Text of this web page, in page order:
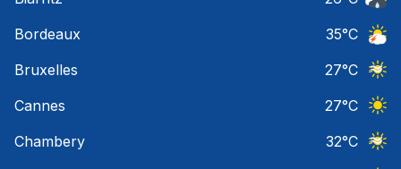
Bordeaux
35°C
Bruxelles
27°C
Cannes
27°C
Chambery
32°C